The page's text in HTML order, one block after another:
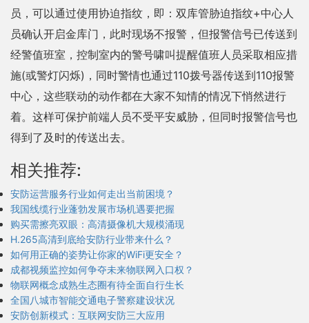
员，可以通过使用协迫指纹，即：双库管胁迫指纹+中心人
员确认开启金库门，此时现场不报警，但报警信号已传送到
经警值班室，控制室内的警号啸叫提醒值班人员采取相应措
施(或警灯闪烁)，同时警情也通过110拨号器传送到110报警
中心，这些联动的动作都在大家不知情的情况下悄然进行
着。这样可保护前端人员不受平安威胁，但同时报警信号也
得到了及时的传送出去。
相关推荐:
安防运营服务行业如何走出当前困境？
我国线缆行业蓬勃发展市场机遇要把握
购买需擦亮双眼：高清摄像机大规模涌现
H.265高清到底给安防行业带来什么？
如何用正确的姿势让你家的WiFi更安全？
成都视频监控如何争夺未来物联网入口权？
物联网概念成熟生态圈有待全面自行生长
全国八城市智能交通电子警察建设状况
安防创新模式：互联网安防三大应用